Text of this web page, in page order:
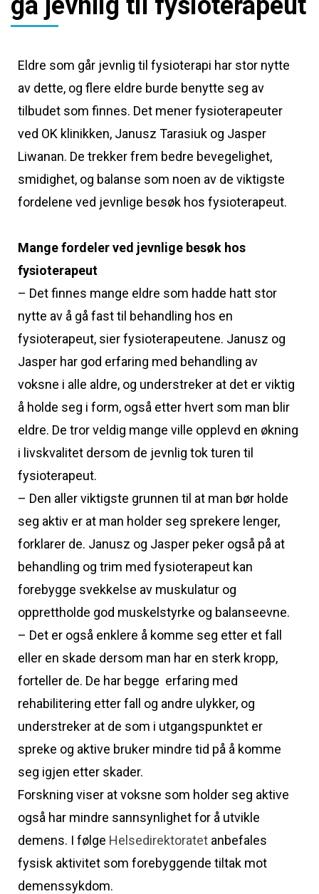
Eldre som går jevnlig til fysioterapi har stor nytte
av dette, og flere eldre burde benytte seg av
tilbudet som finnes. Det mener fysioterapeuter
ved OK klinikken, Janusz Tarasiuk og Jasper
Liwanan. De trekker frem bedre bevegelighet,
smidighet, og balanse som noen av de viktigste
fordelene ved jevnlige besøk hos fysioterapeut.
Mange fordeler ved jevnlige besøk hos
fysioterapeut
– Det finnes mange eldre som hadde hatt stor
nytte av å gå fast til behandling hos en
fysioterapeut, sier fysioterapeutene. Janusz og
Jasper har god erfaring med behandling av
voksne i alle aldre, og understreker at det er viktig
å holde seg i form, også etter hvert som man blir
eldre. De tror veldig mange ville opplevd en økning
i livskvalitet dersom de jevnlig tok turen til
fysioterapeut.
– Den aller viktigste grunnen til at man bør holde
seg aktiv er at man holder seg sprekere lenger,
forklarer de. Janusz og Jasper peker også på at
behandling og trim med fysioterapeut kan
forebygge svekkelse av muskulatur og
opprettholde god muskelstyrke og balanseevne.
– Det er også enklere å komme seg etter et fall
eller en skade dersom man har en sterk kropp,
forteller de. De har begge erfaring med
rehabilitering etter fall og andre ulykker, og
understreker at de som i utgangspunktet er
spreke og aktive bruker mindre tid på å komme
seg igjen etter skader.
Forskning viser at voksne som holder seg aktive
også har mindre sannsynlighet for å utvikle
demens. I følge Helsedirektoratet anbefales
fysisk aktivitet som forebyggende tiltak mot
demenssykdom.